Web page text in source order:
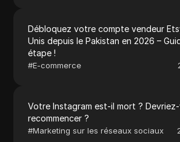
Débloquez votre compte vendeur
Unis depuis le Pakistan en 2026 –
étape !
#E-commerce
Votre Instagram est-il mort ?
recommencer ?
#Marketing sur les réseaux sociaux